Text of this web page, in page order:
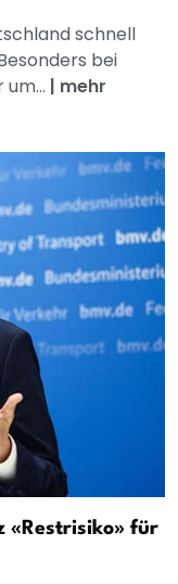
schnell
bei
| mehr
«Restrisiko» für